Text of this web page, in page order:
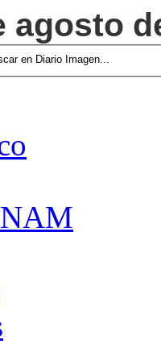
agosto